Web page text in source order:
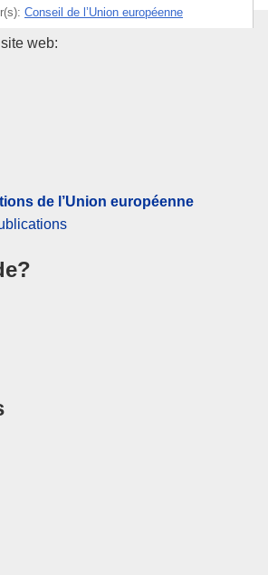
Conseil de l’Union européenne
REV 1 ADD 1 de
web:
de l’Union européenne